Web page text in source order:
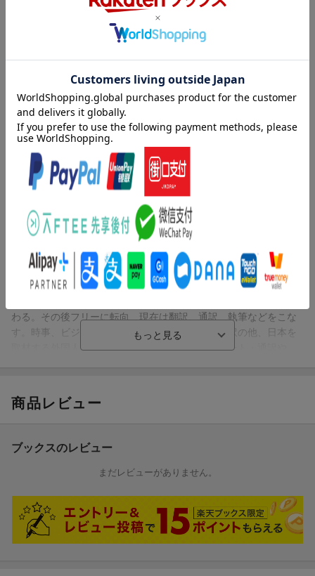
日本語学習者にうれしい、ふりがな・語彙解説・英語訳・朗読音
政治・経済／国際関係／社会／エネルギー・環境／防災／教育／
共に生きる／生活・文化
著者情報（「BOOK」データベースより）
バーダマン，ジェームス Ｍ．（Vardaman,James M.）
ロードス大学卒。プリンストン神学校、修士。ハワイ大学アジア
研究専攻、修士。早稲田大学名誉教授
チャング，イヴォンヌ（Chang,Yvonne）
上智大学外国語学部比較文化学科卒。同大大学院外国学研究科比
較文化専攻卒、修士。ジャパンタイムズ、ロイター通信など国内
外の報道機関の英文記者を経て、ソニー、カシオ・エンターテイ
わる。その後フリーに転向、現在は翻訳、通訳、執筆などをこな
す。時事、ビジネス、学術、文芸の翻訳や逐次通訳の他、日本を
取材する外国人ジャーナリストの取材コーディネート・通訳や、
いる（本データはこの書籍が刊行された当時に掲載されていたも
のです）
商品レビュー
ブックスのレビュー
まだレビューがありません。